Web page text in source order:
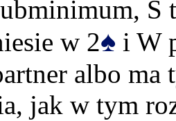
S
w 2♠ i W
albo
jak w tym